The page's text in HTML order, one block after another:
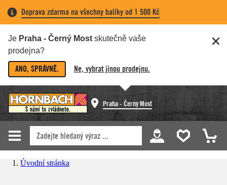
Doprava zdarma na všechny balíky od 1 500 Kč
Je Praha - Černý Most skutečně vaše
prodejna?
ANO, SPRÁVNĚ. Ne, vybrat jinou prodejnu.
Praha - Černý Most
Úvodní stránka